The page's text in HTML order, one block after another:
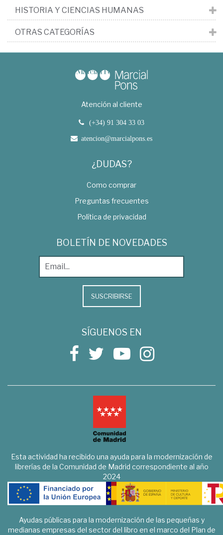
HISTORIA Y CIENCIAS HUMANAS
OTRAS CATEGORÍAS
Atención al cliente
(+34) 91 304 33 03
atencion@marcialpons.es
¿DUDAS?
Como comprar
Preguntas frecuentes
Política de privacidad
BOLETÍN DE NOVEDADES
SUSCRIBIRSE
SÍGUENOS EN
Esta actividad ha recibido una ayuda para la modernización de
librerías de la Comunidad de Madrid correspondiente al año
2024
Ayudas públicas para la modernización de las pequeñas y
medianas empresas del sector del libro en el marco del Plan de